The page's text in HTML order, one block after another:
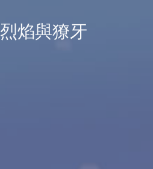
烈焰與獠牙